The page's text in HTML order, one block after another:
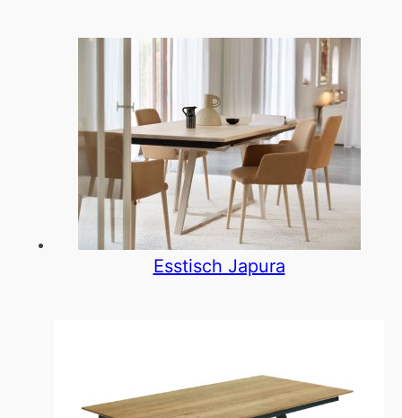
Esstisch Japura